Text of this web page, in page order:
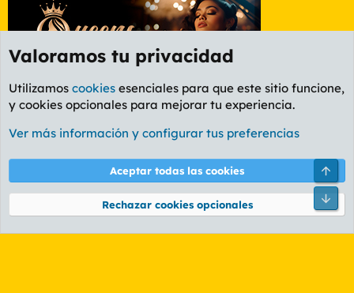
Foro General
Cookies
PL OLDSTYLE AMARILLO
Términos y reglas Política de privacidad Ayuda
Community platform by XenForo® © 2010-2026 XenForo Ltd.
Valoramos tu privacidad
Utilizamos cookies esenciales para que este sitio funcione,
y cookies opcionales para mejorar tu experiencia.
Ver más información y configurar tus preferencias
Aceptar todas las cookies
Rechazar cookies opcionales
Pie